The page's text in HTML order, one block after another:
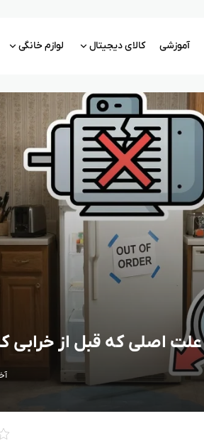
آموزشی کالای دیجیتال لوازم خانگی